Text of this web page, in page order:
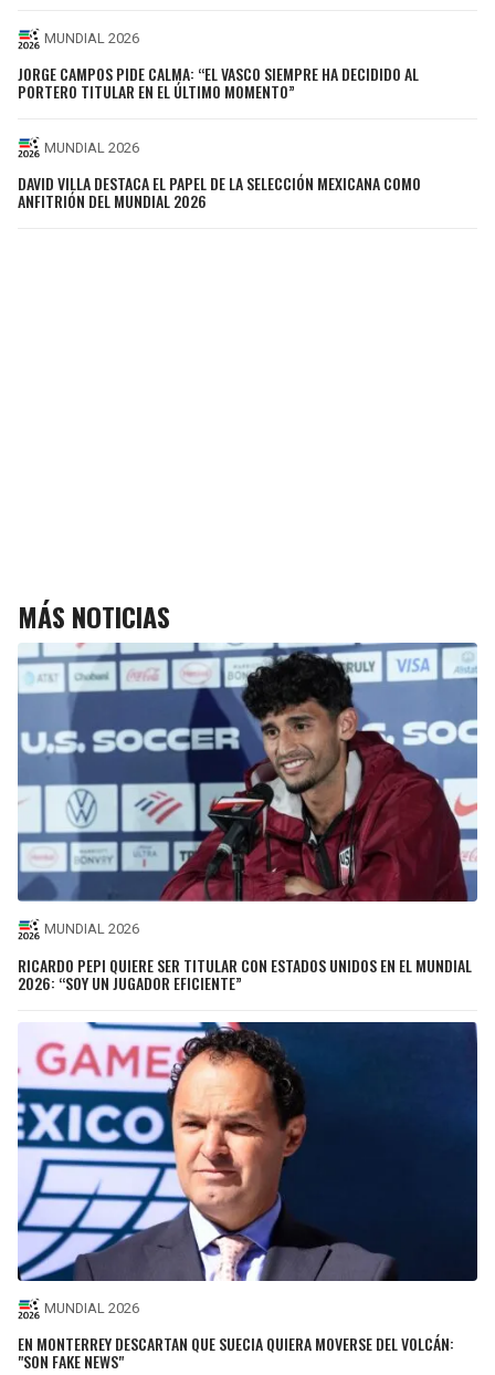
MUNDIAL 2026
JORGE CAMPOS PIDE CALMA: “EL VASCO SIEMPRE HA DECIDIDO AL
PORTERO TITULAR EN EL ÚLTIMO MOMENTO”
MUNDIAL 2026
DAVID VILLA DESTACA EL PAPEL DE LA SELECCIÓN MEXICANA COMO
ANFITRIÓN DEL MUNDIAL 2026
MÁS NOTICIAS
MUNDIAL 2026
RICARDO PEPI QUIERE SER TITULAR CON ESTADOS UNIDOS EN EL MUNDIAL
2026: “SOY UN JUGADOR EFICIENTE”
MUNDIAL 2026
EN MONTERREY DESCARTAN QUE SUECIA QUIERA MOVERSE DEL VOLCÁN:
"SON FAKE NEWS"